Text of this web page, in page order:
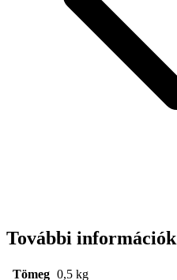
További információk
Tömeg 0,5 kg